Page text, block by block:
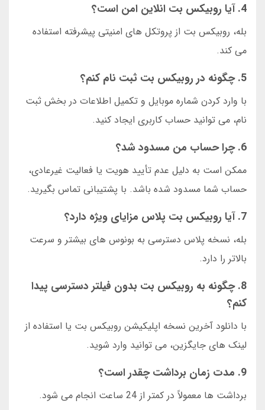
4. آیا روبیکس بت انلاین امن است؟
بله، روبیکس بت از پروتکل های امنیتی پیشرفته استفاده
می کند.
5. چگونه در روبیکس بت ثبت نام کنم؟
با وارد کردن شماره موبایل و تکمیل اطلاعات در بخش ثبت
نام، می توانید حساب کاربری ایجاد کنید.
6. چرا حساب من مسدود شد؟
ممکن است به دلیل عدم تأیید هویت یا فعالیت غیرعادی،
حساب شما مسدود شده باشد. با پشتیبانی تماس بگیرید.
7. آیا روبیکس بت پلاس مزایای ویژه دارد؟
بله، نسخه پلاس دسترسی به بونوس های بیشتر و سرعت
بالاتر را دارد.
8. چگونه به روبیکس بت بدون فیلتر دسترسی پیدا
کنم؟
با دانلود آخرین نسخه اپلیکیشن روبیکس بت یا استفاده از
لینک های جایگزین، می توانید وارد شوید.
9. مدت زمان برداشت چقدر است؟
برداشت ها معمولاً در کمتر از 24 ساعت انجام می شود.